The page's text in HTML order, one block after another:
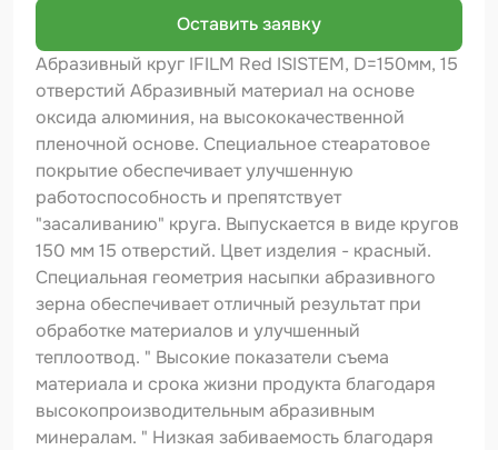
Протирочные материалы
Шпатлевка
Маскировочные материалы
Грунты
Оборудование шлифовальное
Ёмкость
Клейкие листы
Оставить заявку
Абразивный круг IFILM Red ISISTEM, D=150мм, 15
отверстий Абразивный материал на основе
оксида алюминия, на высококачественной
пленочной основе. Специальное стеаратовое
покрытие обеспечивает улучшенную
работоспособность и препятствует
"засаливанию" круга. Выпускается в виде кругов
150 мм 15 отверстий. Цвет изделия - красный.
Специальная геометрия насыпки абразивного
зерна обеспечивает отличный результат при
обработке материалов и улучшенный
теплоотвод. " Высокие показатели съема
материала и срока жизни продукта благодаря
высокопроизводительным абразивным
минералам. " Низкая забиваемость благодаря